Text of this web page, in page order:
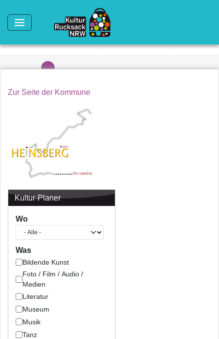
Zur Seite der Kommune
Kultur-Planer
Wo
Was
Bildende Kunst
Foto / Film / Audio /
Medien
Literatur
Museum
Musik
Tanz